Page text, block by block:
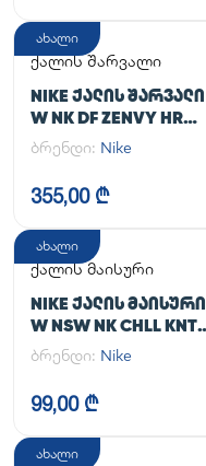
ახალი
ქალის შარვალი
NIKE ᲥᲐᲚᲘᲡ ᲨᲐᲠᲕᲐᲚᲘ
W NK DF ZENVY HR
TGHT
ბრენდი: Nike
355,00 ₾
ახალი
ქალის მაისური
NIKE ᲥᲐᲚᲘᲡ ᲛᲐᲘᲡᲣᲠᲘ
W NSW NK CHLL KNT
MD CRP
ბრენდი: Nike
99,00 ₾
ახალი